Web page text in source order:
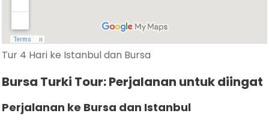
Tur 4 Hari ke Istanbul dan Bursa
Bursa Turki Tour: Perjalanan untuk diingat
Perjalanan ke Bursa dan Istanbul